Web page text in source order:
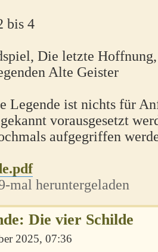
bis 4
Die letzte
Alte Geister
Legende ist nichts für
vorausgesetzt
aufgegriffen
mal heruntergeladen
Die vier Schilde
2025, 07:36